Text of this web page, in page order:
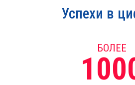
Успехи в
БОЛЕЕ